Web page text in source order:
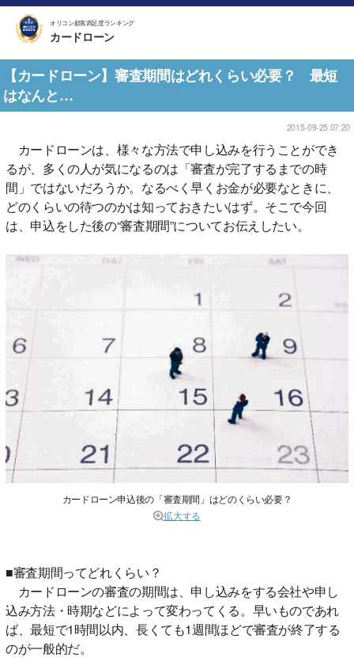
オリコン顧客満足度ランキング
カードローン
【カードローン】審査期間はどれくらい必要？ 最短
はなんと…
2015-09-25 07:20
カードローンは、様々な方法で申し込みを行うことができ
るが、多くの人が気になるのは「審査が完了するまでの時
間」ではないだろうか。なるべく早くお金が必要なときに、
どのくらいの待つのかは知っておきたいはず。そこで今回
は、申込をした後の“審査期間”についてお伝えしたい。
カードローン申込後の「審査期間」はどのくらい必要？
拡大する
■審査期間ってどれくらい？
カードローンの審査の期間は、申し込みをする会社や申し
込み方法・時期などによって変わってくる。早いものであれ
ば、最短で1時間以内、長くても1週間ほどで審査が終了する
のが一般的だ。